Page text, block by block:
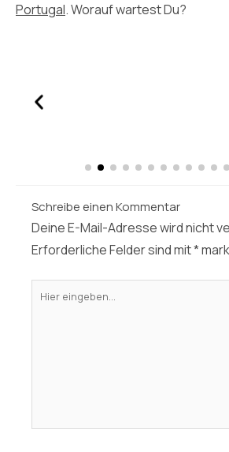
Portugal. Worauf wartest Du?
Schreibe einen Kommentar
Deine E-Mail-Adresse wird nicht
Erforderliche Felder sind mit*
Hier